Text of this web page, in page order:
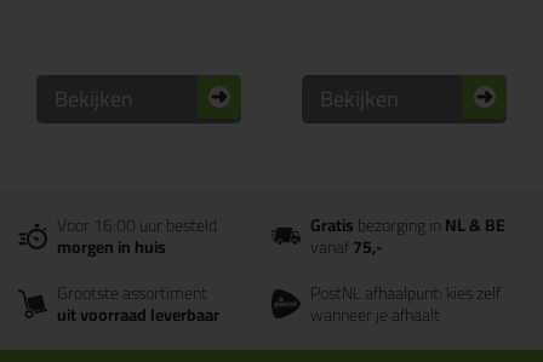
Bekijken Bekijken
Voor 16:00 uur besteld
morgen in huis
Gratisbezorging inNL & BE
vanaf75,-
Grootste assortiment
uit voorraad leverbaar
PostNL afhaalpunt: kies zelf
wanneer je afhaalt